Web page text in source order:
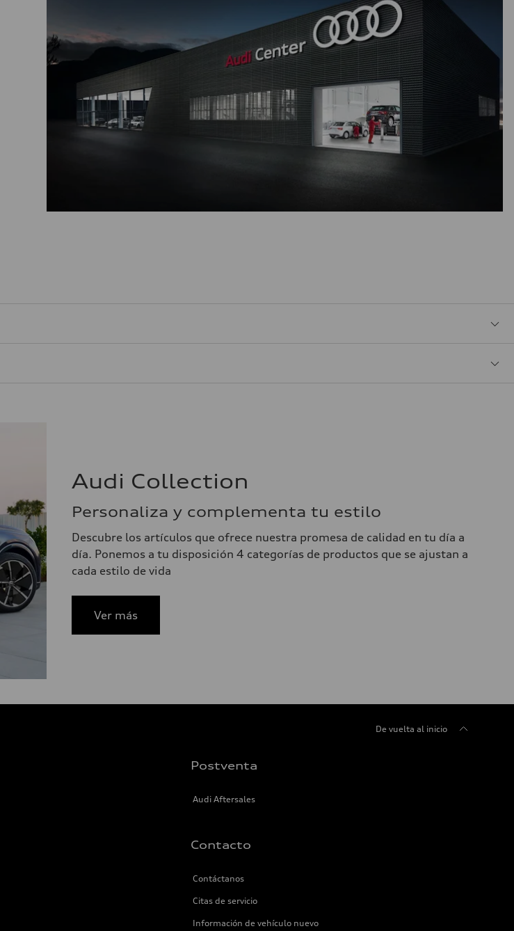
Audi Collection
Personaliza y complementa tu estilo
Descubre los artículos que ofrece nuestra promesa de calidad en tu día a
día. Ponemos a tu disposición 4 categorías de productos que se ajustan a
cada estilo de vida
Ver más
De vuelta al inicio
Postventa
Audi Aftersales
Contacto
Contáctanos
Citas de servicio
Información de vehículo nuevo